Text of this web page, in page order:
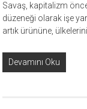
Savaş, kapitalizm
düzeneği olarak işe
artık ürününe,
Devamını Oku